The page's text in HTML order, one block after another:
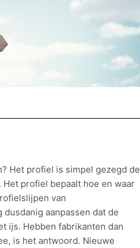
Het profiel is simpel gezegd de
profiel bepaalt hoe en waar
van
aanpassen dat de
ijs. Hebben fabrikanten dan
is het antwoord. Nieuwe